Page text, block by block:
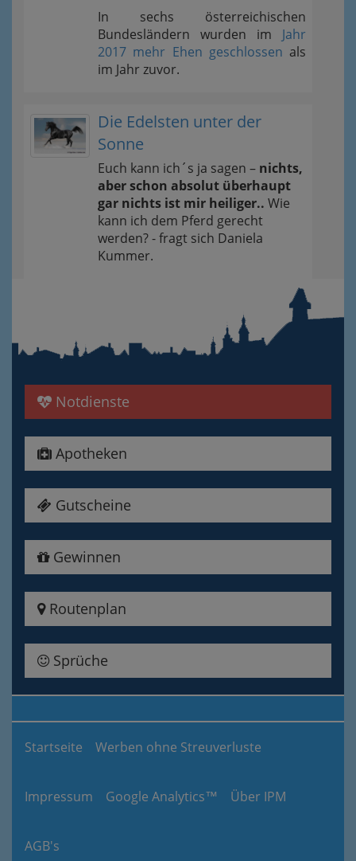
In sechs österreichischen
Bundesländern wurden im Jahr
2017 mehr Ehen geschlossen als
im Jahr zuvor.
Die Edelsten unter der
Sonne
Euch kann ich´s ja sagen – nichts,
aber schon absolut überhaupt
gar nichts ist mir heiliger.. Wie
kann ich dem Pferd gerecht
werden? - fragt sich Daniela
Kummer.
Notdienste
Apotheken
Gutscheine
Gewinnen
Routenplan
Sprüche
Startseite Werben ohne Streuverluste
Impressum Google Analytics™ Über IPM
AGB's